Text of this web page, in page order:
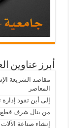
أبرز عناوين
مقاصد الشريعة
المعاصر
إلى أين تقود إدارة
من ينال شرف قطع
إنشاء صناعة